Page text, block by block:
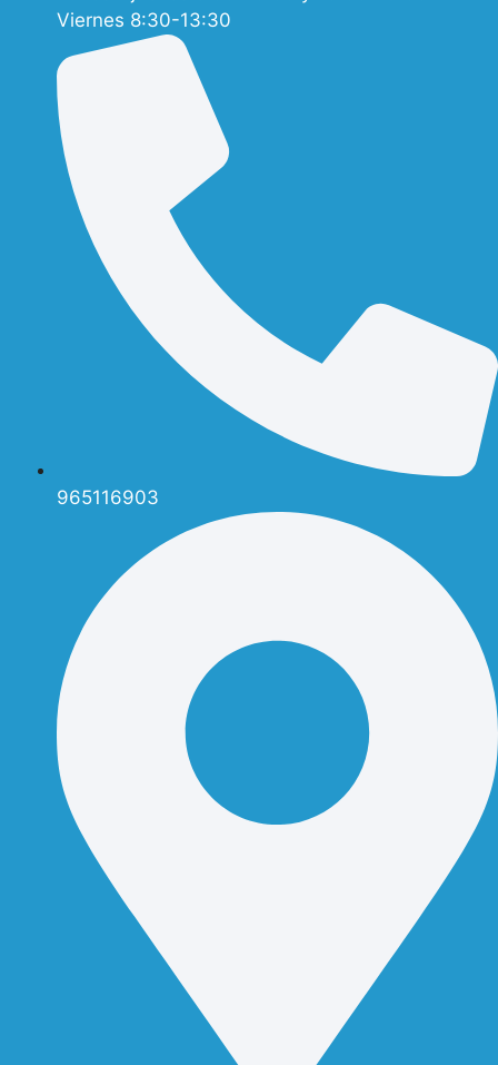
Viernes 8:30-13:30
965116903